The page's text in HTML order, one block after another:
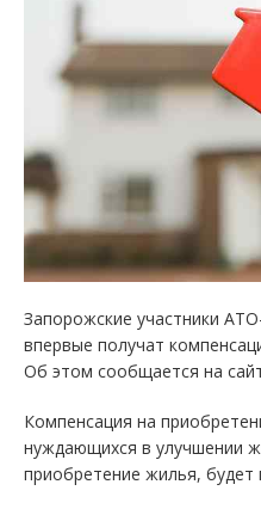
Запорожские участники
впервые получат
Об этом сообщается на
Компенсация на
нуждающихся в улучшении
приобретение жилья, будет